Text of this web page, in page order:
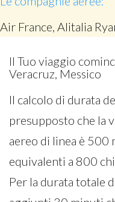
Air France, Alitalia
Il Tuo viaggio
Veracruz, Messico
Il calcolo di durata
presupposto che la
aereo di linea è 500
equivalenti a 800
Per la durata totale